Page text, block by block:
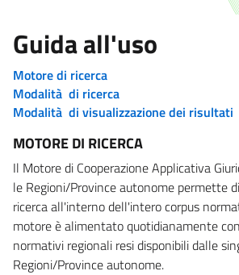
Guida all'uso
Motore di ricerca
Modalità di ricerca
Modalità di visualizzazione dei risultati
MOTORE DI RICERCA
Il Motore di Cooperazione Applicativa
le Regioni/Province autonome permette
ricerca all'interno dell'intero corpus
motore è alimentato quotidianamente
normativi regionali resi disponibili dalle
Regioni/Province autonome.